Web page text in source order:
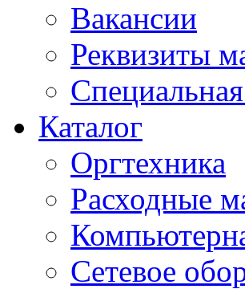
Вакансии
Реквизиты
Каталог
Оргтехника
Расходные
Сетевое